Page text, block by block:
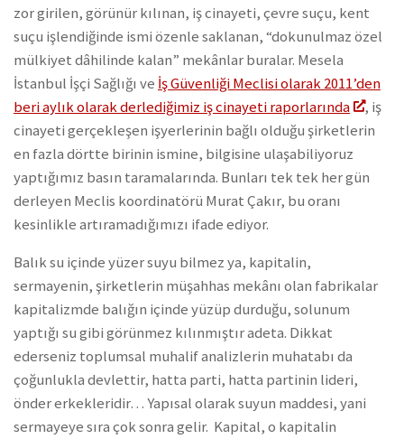
zor girilen, görünür kılınan, iş cinayeti, çevre suçu, kent
suçu işlendiğinde ismi özenle saklanan, “dokunulmaz özel
mülkiyet dâhilinde kalan” mekânlar buralar. Mesela
İstanbul İşçi Sağlığı ve İş Güvenliği Meclisi olarak 2011’den
beri aylık olarak derlediğimiz iş cinayeti raporlarında
, iş
cinayeti gerçekleşen işyerlerinin bağlı olduğu şirketlerin
en fazla dörtte birinin ismine, bilgisine ulaşabiliyoruz
yaptığımız basın taramalarında. Bunları tek tek her gün
derleyen Meclis koordinatörü Murat Çakır, bu oranı
kesinlikle artıramadığımızı ifade ediyor.
Balık su içinde yüzer suyu bilmez ya, kapitalin,
sermayenin, şirketlerin müşahhas mekânı olan fabrikalar
kapitalizmde balığın içinde yüzüp durduğu, solunum
yaptığı su gibi görünmez kılınmıştır adeta. Dikkat
ederseniz toplumsal muhalif analizlerin muhatabı da
çoğunlukla devlettir, hatta parti, hatta partinin lideri,
önder erkekleridir… Yapısal olarak suyun maddesi, yani
sermayeye sıra çok sonra gelir. Kapital, o kapitalin